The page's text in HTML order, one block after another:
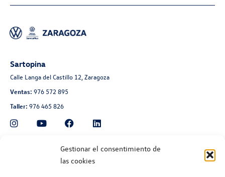
Gestionar el consentimiento de
las cookies
Sartopina
Calle Langa del Castillo 12, Zaragoza
Ventas: 976 572 895
Taller: 976 465 826
Automoción Aragonesa
Avenida de Navarra 135, Zaragoza